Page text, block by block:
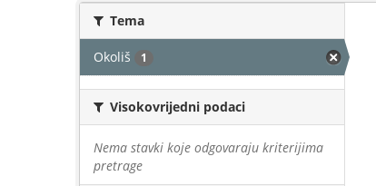
Tema
Okoliš 1
Visokovrijedni podaci
Nema stavki koje odgovaraju kriterijima
pretrage